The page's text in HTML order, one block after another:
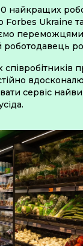
найкращих
Forbes Ukraine та
переможцями
сервіс